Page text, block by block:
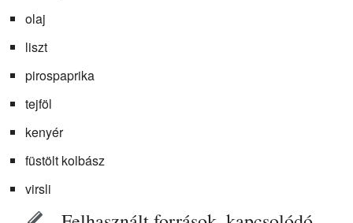
olaj
liszt
pirospaprika
tejföl
kenyér
füstölt kolbász
virsli